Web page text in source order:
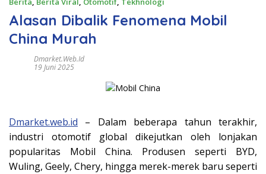
Alasan Dibalik Fenomena Mobil
China Murah
Dmarket.web.id
19 Juni 2025
Dmarket.web.id – Dalam beberapa tahun terakhir,
industri otomotif global dikejutkan oleh lonjakan
popularitas Mobil China. Produsen seperti BYD,
Wuling, Geely, Chery, hingga merek-merek baru seperti